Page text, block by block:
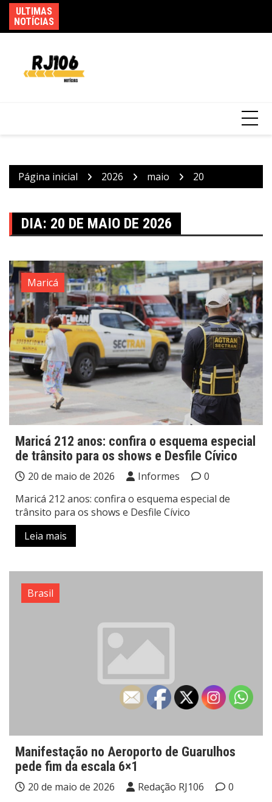
para
o
ULTIMAS
NOTÍCIAS
Página inicial 2026 maio 20
DIA: 20 DE MAIO DE 2026
Maricá
Maricá 212 anos: confira o esquema especial
de trânsito para os shows e Desfile Cívico
20 de maio de 2026 Informes
0
Maricá 212 anos: confira o esquema especial de
trânsito para os shows e Desfile Cívico
Leia mais
Brasil
Manifestação no Aeroporto de Guarulhos
pede fim da escala 6×1
20 de maio de 2026 Redação RJ106
0